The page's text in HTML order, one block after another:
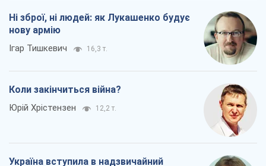
Ні зброї, ні людей: як Лукашенко будує
нову армію
Ігар Тишкевич 16,3 т.
Коли закінчиться війна?
Юрій Хрістензен 12,2 т.
Україна вступила в надзвичайний